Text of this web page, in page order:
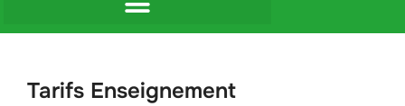
Tarifs Enseignement